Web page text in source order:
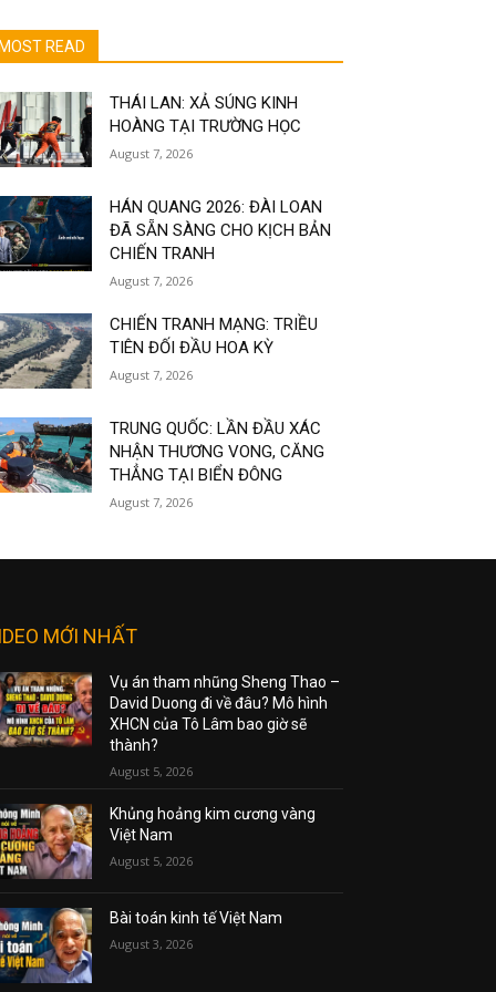
MOST READ
THÁI LAN: XẢ SÚNG KINH
HOÀNG TẠI TRƯỜNG HỌC
August 7, 2026
HÁN QUANG 2026: ĐÀI LOAN
ĐÃ SẴN SÀNG CHO KỊCH BẢN
CHIẾN TRANH
August 7, 2026
CHIẾN TRANH MẠNG: TRIỀU
TIÊN ĐỐI ĐẦU HOA KỲ
August 7, 2026
TRUNG QUỐC: LẦN ĐẦU XÁC
NHẬN THƯƠNG VONG, CĂNG
THẲNG TẠI BIỂN ĐÔNG
August 7, 2026
MỚI NHẤT
Vụ án tham nhũng Sheng Thao –
David Duong đi về đâu? Mô hình
XHCN của Tô Lâm bao giờ sẽ
thành?
August 5, 2026
Khủng hoảng kim cương vàng
Việt Nam
August 5, 2026
Bài toán kinh tế Việt Nam
August 3, 2026